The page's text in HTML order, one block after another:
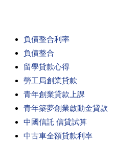
負債整合利率
負債整合
留學貸款心得
勞工局創業貸款
青年創業貸款上課
青年築夢創業啟動金貸款
中國信託 信貸試算
中古車全額貸款利率